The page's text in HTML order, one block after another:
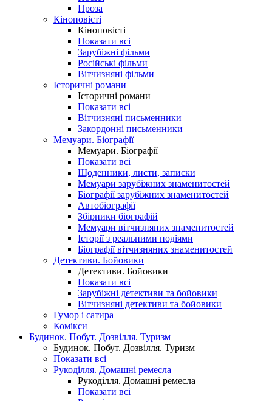
Проза
Кіноповісті
Кіноповісті
Показати всі
Зарубіжні фільми
Російські фільми
Вітчизняні фільми
Історичні романи
Історичні романи
Показати всі
Вітчизняні письменники
Закордонні письменники
Мемуари. Біографії
Мемуари. Біографії
Показати всі
Щоденники, листи, записки
Мемуари зарубіжних знаменитостей
Біографії зарубіжних знаменитостей
Автобіографії
Збірники біографій
Мемуари вітчизняних знаменитостей
Історії з реальними подіями
Біографії вітчизняних знаменитостей
Детективи. Бойовики
Детективи. Бойовики
Показати всі
Зарубіжні детективи та бойовики
Вітчизняні детективи та бойовики
Гумор і сатира
Комікси
Будинок. Побут. Дозвілля. Туризм
Будинок. Побут. Дозвілля. Туризм
Показати всі
Рукоділля. Домашні ремесла
Рукоділля. Домашні ремесла
Показати всі